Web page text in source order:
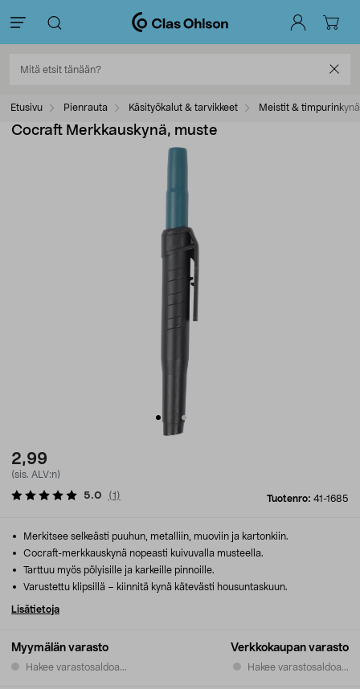
Etusivu Pienrauta Käsityökalut & tarvikkeet Meistit &
Cocraft Merkkauskynä, muste
2,99
(sis. ALV:n)
Tuotenro: 41-1685
5.0 (1 )
Myymälän varasto
Hakee varastosaldoa...
Verkkokaupan varasto
Hakee varastosaldoa...
Merkitsee selkeästi puuhun, metalliin, muoviin ja kartonkiin.
Cocraft-merkkauskynä nopeasti kuivuvalla musteella.
Tarttuu myös pölyisille ja karkeille pinnoille.
Varustettu klipsillä – kiinnitä kynä kätevästi housuntaskuun.
Lisätietoja